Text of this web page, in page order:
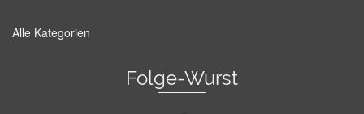
Alle Kategorien
Folge-Wurst